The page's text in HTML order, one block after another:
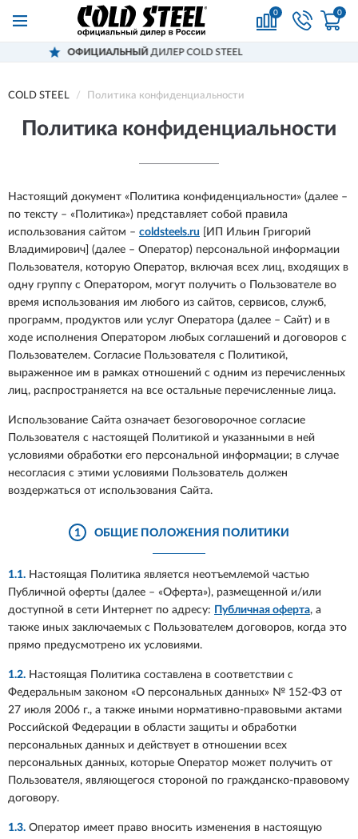
0 0
ДИЛЕР COLD STEEL
COLD STEEL Политика конфиденциальности
Политика конфиденциальности
Настоящий документ «Политика конфиденциальности» (далее –
по тексту – «Политика») представляет собой правила
использования сайтом – coldsteels.ru [ИП Ильин Григорий
Владимирович] (далее – Оператор) персональной информации
Пользователя, которую Оператор, включая всех лиц, входящих в
одну группу с Оператором, могут получить о Пользователе во
время использования им любого из сайтов, сервисов, служб,
программ, продуктов или услуг Оператора (далее – Сайт) и в
ходе исполнения Оператором любых соглашений и договоров с
Пользователем. Согласие Пользователя с Политикой,
выраженное им в рамках отношений с одним из перечисленных
лиц, распространяется на все остальные перечисленные лица.
Использование Сайта означает безоговорочное согласие
Пользователя с настоящей Политикой и указанными в ней
условиями обработки его персональной информации; в случае
несогласия с этими условиями Пользователь должен
воздержаться от использования Сайта.
1 ОБЩИЕ ПОЛОЖЕНИЯ ПОЛИТИКИ
1.1. Настоящая Политика является неотъемлемой частью
Публичной оферты (далее – «Оферта»), размещенной и/или
доступной в сети Интернет по адресу: Публичная оферта, а
также иных заключаемых с Пользователем договоров, когда это
прямо предусмотрено их условиями.
1.2. Настоящая Политика составлена в соответствии с
Федеральным законом «О персональных данных» № 152-ФЗ от
27 июля 2006 г., а также иными нормативно-правовыми актами
Российской Федерации в области защиты и обработки
персональных данных и действует в отношении всех
персональных данных, которые Оператор может получить от
Пользователя, являющегося стороной по гражданско-правовому
договору.
1.3. Оператор имеет право вносить изменения в настоящую